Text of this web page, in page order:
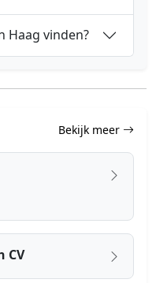
Haag vinden?
Bekijk meer
CV